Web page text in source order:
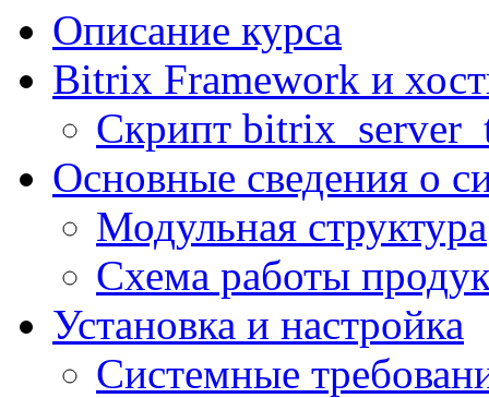
Описание курса
Bitrix Framework и
Скрипт
Основные сведения о
Модульная структура
Схема работы
Установка и настройка
Системные